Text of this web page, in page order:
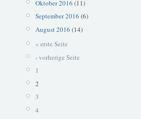
Oktober 2016 (11)
September 2016 (6)
August 2016 (14)
« erste Seite
‹ vorherige Seite
1
2
3
4